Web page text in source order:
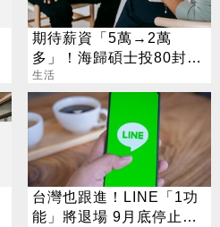
期待薪資「5萬→2萬
多」！海歸碩士投80封履
歷沒上岸：連香蕉都不給
生活
台灣也跟進！LINE「1功
能」將退場 9月底停止服